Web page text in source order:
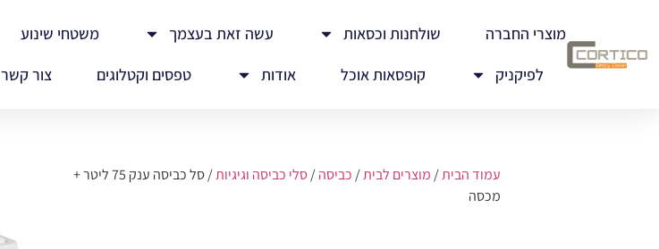
מוצרי החברה שולחנות וכסאות עשה זאת בעצמך משטחי שינוע
לפיקניק
קופסאות אוכל אודות טפסים וקטלוגים צור קשר
עמוד הבית/ מוצרים לבית/ כביסה/סלי כביסה וגיגיות
/ סל כביסה ענק 75 ליטר +
מכסה